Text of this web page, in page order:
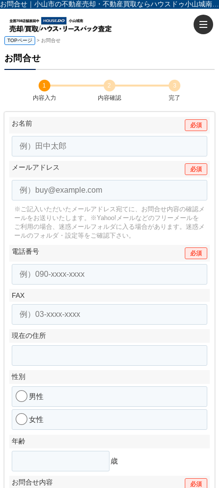
TOPページ > お問合せ
お問合せ
1
内容入力
2
内容確認
3
完了
お名前 必須
メールアドレス 必須
※ご記入いただいたメールアドレス宛てに、お問合せ内容の確認メ
ールをお送りいたします。
※Yahoo!メールなどのフリーメールを
ご利用の場合、迷惑メールフォルダに入る場合があります。 迷惑メ
ールのフォルダ・設定等をご確認下さい。
電話番号 必須
FAX
現在の住所
性別
男性
女性
年齢
歳
必須
お問合せ内容